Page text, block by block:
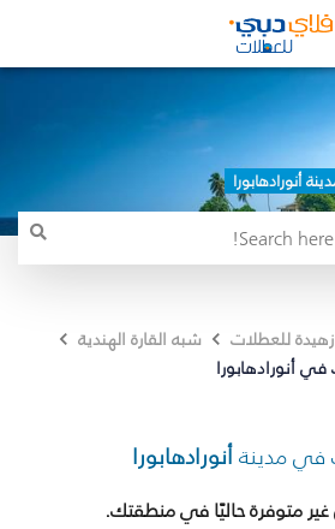
أنورادهابورا
للعطلات
شبه القارة الهندية
أنورادهابورا
في مدينةأنورادهابورا
متوفرة حاليًا في منطقتك.